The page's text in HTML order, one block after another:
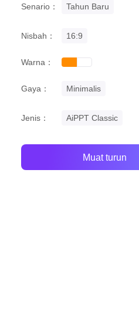
Senario： Tahun Baru
Nisbah： 16:9
Warna： orange
white
Gaya： Minimalis
Jenis： AiPPT Classic
Muat turun